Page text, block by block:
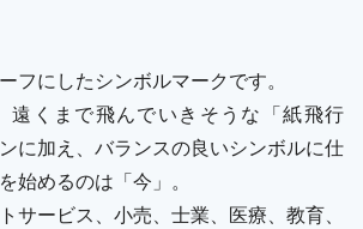
フにしたシンボルマークです。
遠くまで飛んでいきそうな「紙飛行
に加え、バランスの良いシンボルに仕
始めるのは「今」。
サービス、小売、士業、医療、教育、